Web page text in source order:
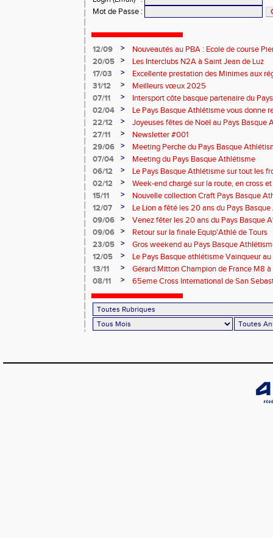
Mot de Passe :
12/09 >
Nouveautés au PBA : Ecole de course
20/05
>
Les Interclubs N2A à Saint Jean de Luz
17/03
>
Excellente prestation des Minimes aux
31/12
>
Meilleurs vœux 2025
07/11
>
Intersport côte basque partenaire du
02/04
>
Le Pays Basque Athlétisme vous donne
22/12
>
Joyeuses fêtes de Noël au Pays Basque
27/11
>
Newsletter #001
29/06
>
Meeting Perche du Pays Basque
07/04
>
Meeting du Pays Basque Athlétisme
06/12
>
Le Pays Basque Athlétisme sur tout les
02/12
>
Week-end chargé sur la route, en cross
15/11
>
Nouvelle collection Craft Pays Basque
12/07
>
Le Lion a fêté les 20 ans du Pays
09/06
>
Venez fêter les 20 ans du Pays Basque
09/06
>
Retour sur la finale Equip'Athlé de Tours
23/05
>
Gros weekend au Pays Basque
12/05
>
Le Pays Basque athlétisme Vainqueur au
13/11
>
Gérard Mitton Champion de France M8
des athlètes du PBA
08/11 > 65eme Cross International de San